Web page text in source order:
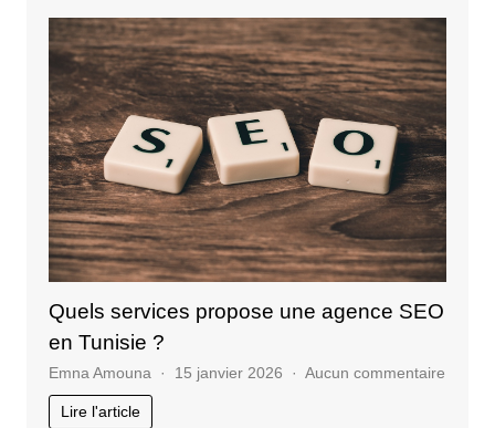
pourquoi
suivre
une
formation
stratégie
de
communication
?
Quels services propose une agence SEO
en Tunisie ?
Emna Amouna 15 janvier 2026 Aucun commentairesur
Lire l'article